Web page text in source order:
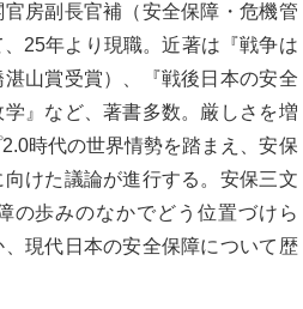
房副長官補（安全保障・危機管
25年より現職。近著は『戦争は
山賞受賞）、『戦後日本の安全
』など、著書多数。厳しさを増
時代の世界情勢を踏まえ、安保
けた議論が進行する。安保三文
の歩みのなかでどう位置づけら
現代日本の安全保障について歴